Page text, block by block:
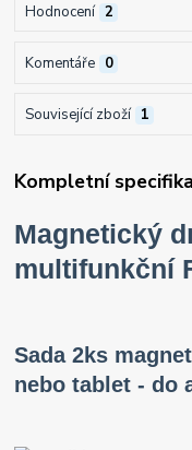
Hodnocení 2
Komentáře 0
Související zboží 1
Kompletní
Magnetický
multifunkční
Sada 2ks
nebo tablet - do